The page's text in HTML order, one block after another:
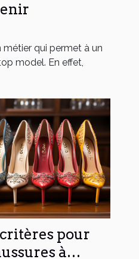
métier qui permet à un
model. En effet,
pour
à